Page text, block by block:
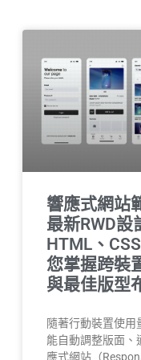
響應式網站
最新RWD設
HTML、
您掌握跨裝
與最佳版型
隨著行動裝置使
能自動調整版面、
應式網站（